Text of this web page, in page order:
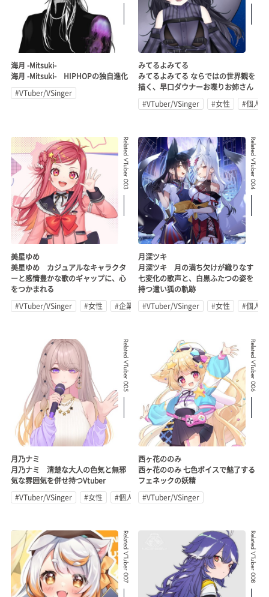
海月 -Mitsuki-
海月 -Mitsuki- HIPHOPの独自進化
#VTuber/VSinger
みてるよみてる
みてるよみてる ならではの世界観を
描く、早口ダウナーお喋りお姉さん
#VTuber/VSinger
#女性 #個人勢
Related VTuber 003
美星ゆめ
美星ゆめ カジュアルなキャラクタ
ーと感情豊かな歌のギャップに、心
をつかまれる
#VTuber/VSinger
#女性 #企業公式
Related VTuber 004
月深ツキ
月深ツキ 月の満ち欠けが織りなす
七変化の歌声と、白黒ふたつの姿を
持つ遣い狐の軌跡
#VTuber/VSinger
#女性 #個人勢
Related VTuber 005
月乃ナミ
月乃ナミ 清楚な大人の色気と無邪
気な雰囲気を併せ持つVtuber
#VTuber/VSinger
#女性 #個人勢
Related VTuber 006
西ヶ花ののみ
西ヶ花ののみ 七色ボイスで魅了する
フェネックの妖精
#VTuber/VSinger
Related VTuber 007 Related VTuber 008